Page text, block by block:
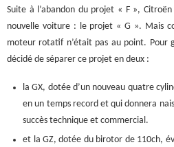
Suite à l’abandon du projet « F »,
nouvelle voiture : le projet « G ». Mais
moteur rotatif n’était pas au point. Pour
décidé de séparer ce projet en deux :
la GX, dotée d’un nouveau quatre
en un temps record et qui donnera
succès technique et commercial.
et la GZ, dotée du birotor de 110ch,